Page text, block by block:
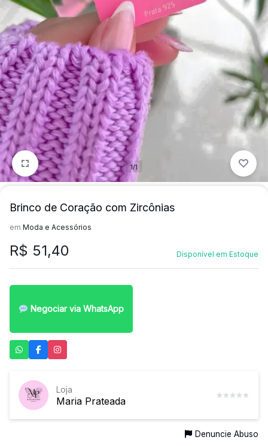
1/1
Brinco de Coração com Zircônias
em Moda e Acessórios
R$ 51,40 Disponível em Estoque
Negociar via WhatsApp
Maria Prateada
Loja
Denuncie Abuso